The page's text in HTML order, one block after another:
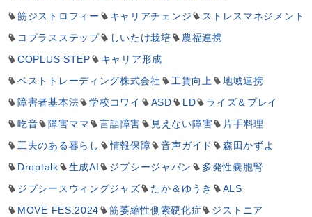
筋ジストロフィー
キャリアチェンジ
ストレスマネジメント
コプラスステップ
しいたけ栽培
農福連携
COPLUS STEP
キャリア形成
ベストトレーディング株式会社
工賃向上
地域連携
障害者基本法
学校コワイ ASD LD
ライズ＆プレイ
吃音
障害ママ 言語障害 見えない障害
片手料理
工夫のある暮らし
情報保障 音声ガイド
森田かずよ
Droptalk
生成AI ジプシージャパン
多発性嚢胞腎
ジプシースウィングジャズ
たか＆ゆうき
ALS
MOVE FES.2024
筋萎縮性側索硬化症
ジストニア